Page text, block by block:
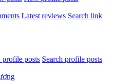
Latest reviews Search link
profile posts Search profile posts